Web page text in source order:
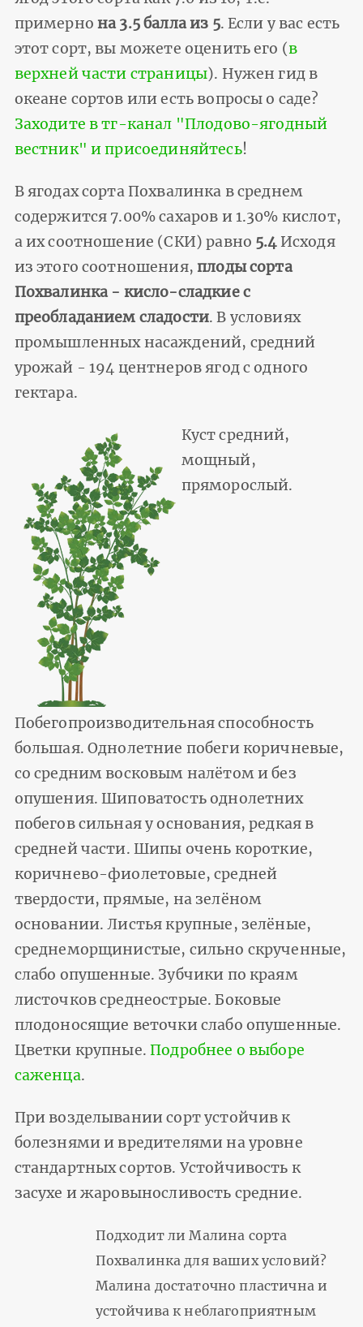
примерно на 3.5 балла из 5. Если у вас есть
этот сорт, вы можете оценить его (в
верхней части страницы). Нужен гид в
океане сортов или есть вопросы о саде?
Заходите в тг-канал "Плодово-ягодный
вестник" и присоединяйтесь!
В ягодах сорта Похвалинка в среднем
содержится 7.00% сахаров и 1.30% кислот,
а их соотношение (СКИ) равно 5.4Исходя
из этого соотношения, плоды сорта
Похвалинка - кисло-сладкие с
преобладанием сладости. В условиях
промышленных насаждений, средний
урожай - 194 центнеров ягод с одного
гектара.
Куст средний,
мощный,
пряморослый.
Побегопроизводительная способность
большая. Однолетние побеги коричневые,
со средним восковым налётом и без
опушения. Шиповатость однолетних
побегов сильная у основания, редкая в
средней части. Шипы очень короткие,
коричнево-фиолетовые, средней
твердости, прямые, на зелёном
основании. Листья крупные, зелёные,
среднеморщинистые, сильно скрученные,
слабо опушенные. Зубчики по краям
листочков среднеострые. Боковые
плодоносящие веточки слабо опушенные.
Цветки крупные.Подробнее о выборе
саженца.
При возделывании сорт устойчив к
болезнями и вредителями на уровне
стандартных сортов. Устойчивость к
засухе и жаровыносливость средние.
Подходит ли Малина сорта
Похвалинка для ваших условий?
Малина достаточно пластична и
устойчива к неблагоприятным